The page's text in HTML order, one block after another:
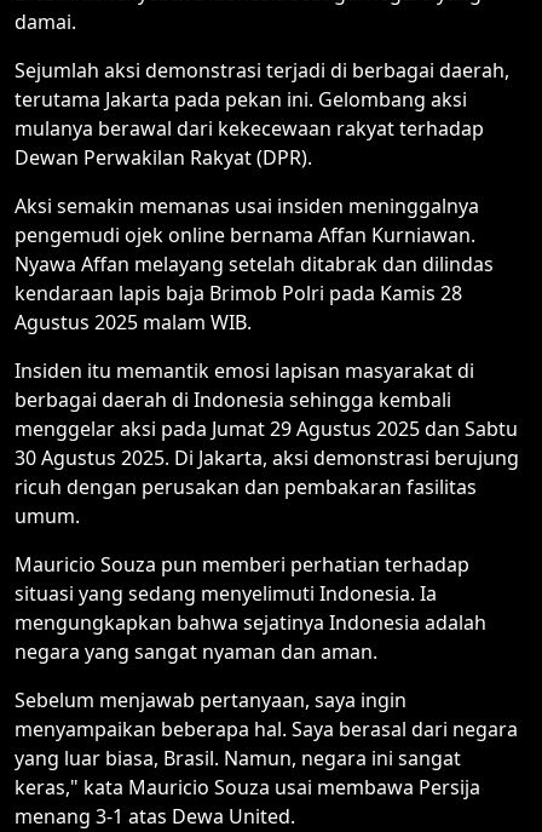
damai.
Sejumlah aksi demonstrasi terjadi di berbagai daerah,
terutama Jakarta pada pekan ini. Gelombang aksi
mulanya berawal dari kekecewaan rakyat terhadap
Dewan Perwakilan Rakyat (DPR).
Aksi semakin memanas usai insiden meninggalnya
pengemudi ojek online bernama Affan Kurniawan.
Nyawa Affan melayang setelah ditabrak dan dilindas
kendaraan lapis baja Brimob Polri pada Kamis 28
Agustus 2025 malam WIB.
Insiden itu memantik emosi lapisan masyarakat di
berbagai daerah di Indonesia sehingga kembali
menggelar aksi pada Jumat 29 Agustus 2025 dan Sabtu
30 Agustus 2025. Di Jakarta, aksi demonstrasi berujung
ricuh dengan perusakan dan pembakaran fasilitas
umum.
Mauricio Souza pun memberi perhatian terhadap
situasi yang sedang menyelimuti Indonesia. Ia
mengungkapkan bahwa sejatinya Indonesia adalah
negara yang sangat nyaman dan aman.
Sebelum menjawab pertanyaan, saya ingin
menyampaikan beberapa hal. Saya berasal dari negara
yang luar biasa, Brasil. Namun, negara ini sangat
keras," kata Mauricio Souza usai membawa Persija
menang 3-1 atas Dewa United.